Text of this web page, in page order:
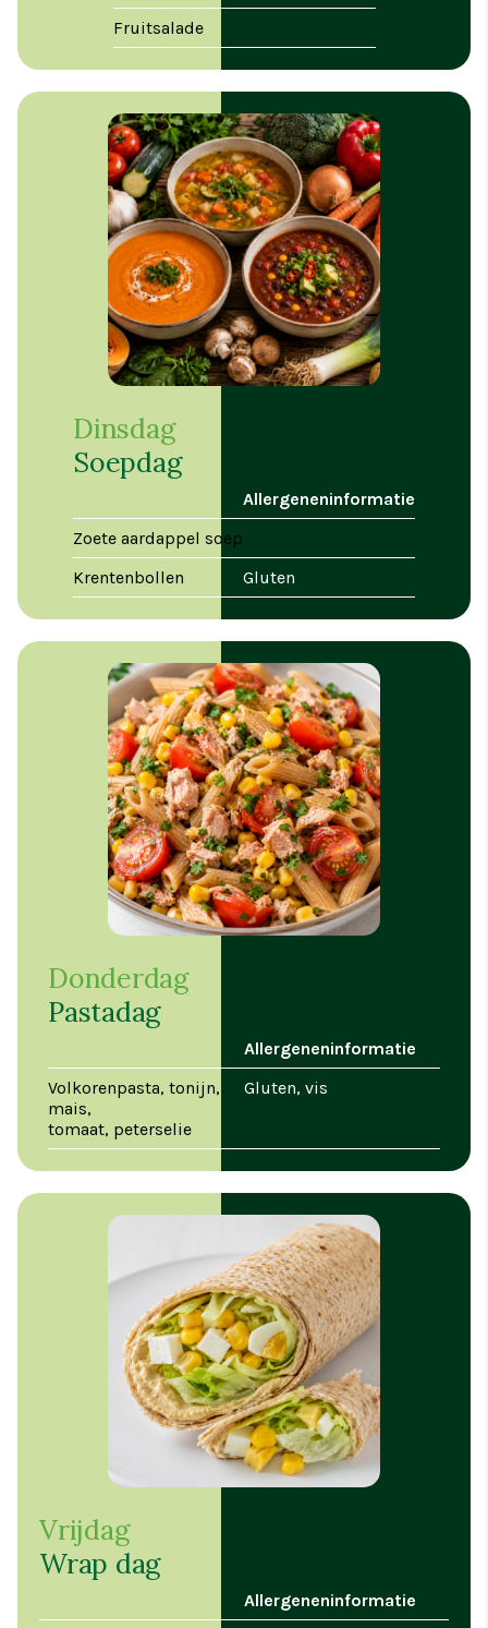
Fruitsalade
Dinsdag
Soepdag
Allergeneninformatie
Zoete aardappel soep
Krentenbollen
Gluten
Donderdag
Pastadag
Allergeneninformatie
Volkorenpasta, tonijn,
mais,
tomaat, peterselie
Gluten, vis
Vrijdag
Wrap dag
Allergeneninformatie